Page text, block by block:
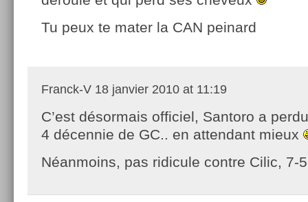
Tu peux te mater la CAN peinard
Franck-V 18 janvier 2010 at 11:19
C’est désormais officiel, Santoro a
4 décennie de GC.. en attendant mieux
Néanmoins, pas ridicule contre Cilic, 7-5